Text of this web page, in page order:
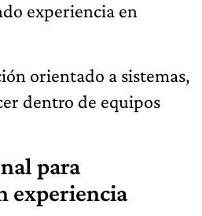
experiencia en
orientado a sistemas,
dentro de equipos
para
experiencia